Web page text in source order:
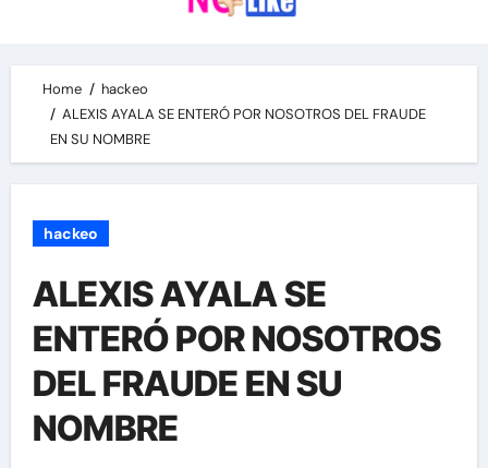
Home
hackeo
ALEXIS AYALA SE ENTERÓ POR NOSOTROS DEL FRAUDE
EN SU NOMBRE
hackeo
ALEXIS AYALA SE
ENTERÓ POR NOSOTROS
DEL FRAUDE EN SU
NOMBRE